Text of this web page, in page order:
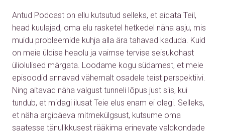
Antud Podcast on ellu kutsutud selleks, et aidata Teil,
head kuulajad, oma elu rasketel hetkedel näha asju, mis
muidu probleemide kuhja alla ära tahavad kaduda. Kuid
on meie üldise heaolu ja vaimse tervise seisukohast
üliolulised märgata. Loodame kogu südamest, et meie
episoodid annavad vähemalt osadele teist perspektiivi.
Ning aitavad näha valgust tunneli lõpus just siis, kui
tundub, et midagi ilusat Teie elus enam ei olegi. Selleks,
et näha argipäeva mitmekülgsust, kutsume oma
saatesse tänulikkusest rääkima erinevate valdkondade